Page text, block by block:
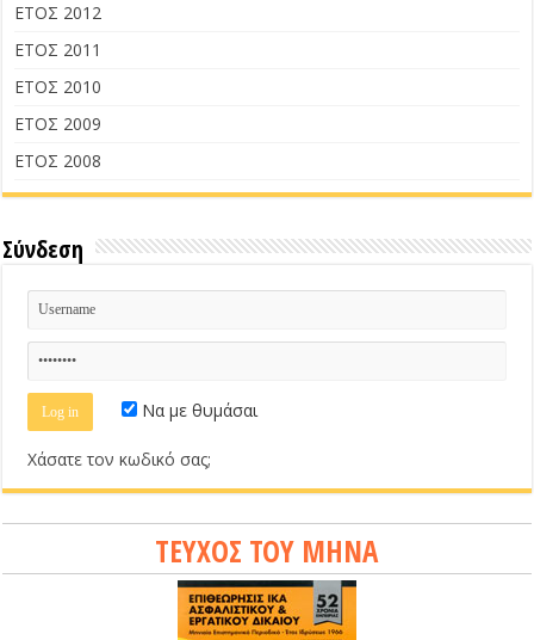
ΕΤΟΣ 2012
ΕΤΟΣ 2011
ΕΤΟΣ 2010
ΕΤΟΣ 2009
ΕΤΟΣ 2008
Σύνδεση
Να με θυμάσαι
Χάσατε τον κωδικό σας;
ΤΕΥΧΟΣ ΤΟΥ ΜΗΝΑ